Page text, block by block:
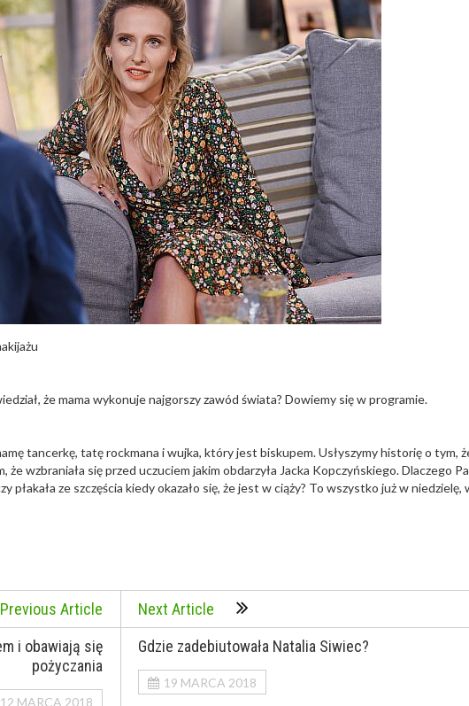
że mama wykonuje najgorszy zawód świata? Dowiemy się w programie.
tancerkę, tatę rockmana i wujka, który jest biskupem. Usłyszymy historię o tym,
że wzbraniała się przed uczuciem jakim obdarzyła Jacka Kopczyńskiego. Dlaczego
płakała ze szczęścia kiedy okazało się, że jest w ciąży? To wszystko już w niedzielę,
Previous Article
i obawiają się
pożyczania
12 MARCA 2018
Next Article
Gdzie zadebiutowała Natalia Siwiec?
19 MARCA 2018